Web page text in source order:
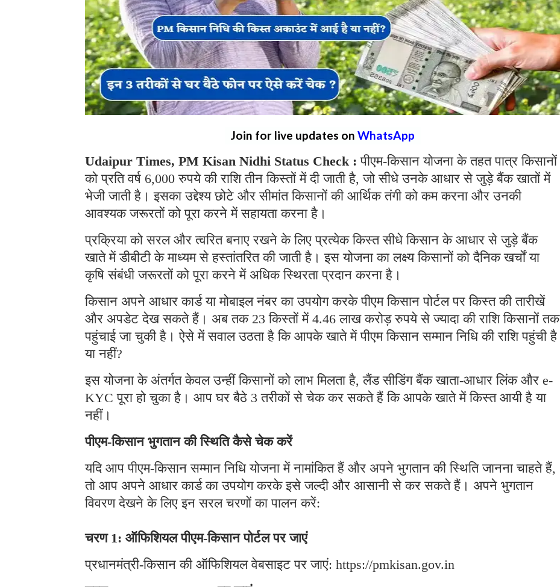
Join for live updates on WhatsApp
Udaipur Times, PM Kisan Nidhi Status Check :पीएम-किसान योजना के तहत पात्र किसानों
को प्रति वर्ष 6,000 रुपये की राशि तीन किस्तों में दी जाती है, जो सीधे उनके आधार से जुड़े बैंक खातों में
भेजी जाती है। इसका उद्देश्य छोटे और सीमांत किसानों की आर्थिक तंगी को कम करना और उनकी
आवश्यक जरूरतों को पूरा करने में सहायता करना है।
प्रक्रिया को सरल और त्वरित बनाए रखने के लिए प्रत्येक किस्त सीधे किसान के आधार से जुड़े बैंक
खाते में डीबीटी के माध्यम से हस्तांतरित की जाती है। इस योजना का लक्ष्य किसानों को दैनिक खर्चों या
कृषि संबंधी जरूरतों को पूरा करने में अधिक स्थिरता प्रदान करना है।
किसान अपने आधार कार्ड या मोबाइल नंबर का उपयोग करके पीएम किसान पोर्टल पर किस्त की तारीखें
और अपडेट देख सकते हैं। अब तक 23 किस्तों में 4.46 लाख करोड़ रुपये से ज्यादा की राशि किसानों तक
पहुंचाई जा चुकी है। ऐसे में सवाल उठता है कि आपके खाते में पीएम किसान सम्मान निधि की राशि पहुंची है
या नहीं?
इस योजना के अंतर्गत केवल उन्हीं किसानों को लाभ मिलता है, लैंड सीडिंग बैंक खाता-आधार लिंक और e-
KYC पूरा हो चुका है। आप घर बैठे 3 तरीकों से चेक कर सकते हैं कि आपके खाते में किस्त आयी है या
नहीं।
पीएम-किसान भुगतान की स्थिति कैसे चेक करें
यदि आप पीएम-किसान सम्मान निधि योजना में नामांकित हैं और अपने भुगतान की स्थिति जानना चाहते हैं,
तो आप अपने आधार कार्ड का उपयोग करके इसे जल्दी और आसानी से कर सकते हैं। अपने भुगतान
विवरण देखने के लिए इन सरल चरणों का पालन करें:
चरण 1: ऑफिशियल पीएम-किसान पोर्टल पर जाएं
प्रधानमंत्री-किसान की ऑफिशियल वेबसाइट पर जाएं: https://pmkisan.gov.in